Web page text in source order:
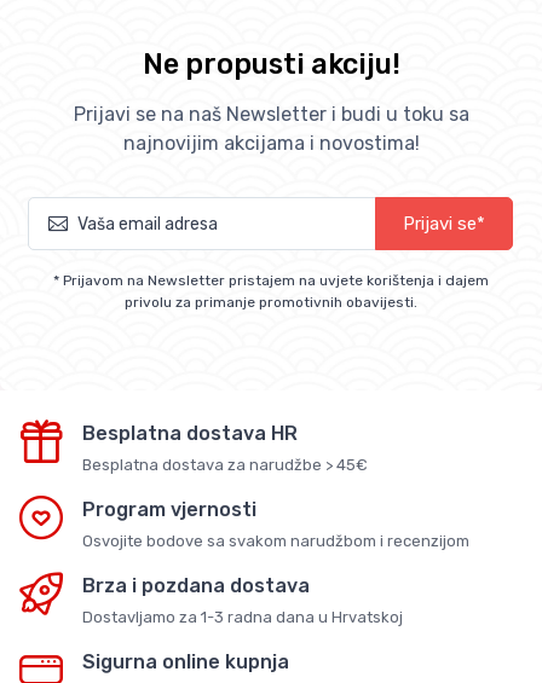
Ne propusti akciju!
Prijavi se na naš Newsletter i budi u toku sa
najnovijim akcijama i novostima!
Prijavi se*
* Prijavom na Newsletter pristajem na uvjete korištenja i dajem
privolu za primanje promotivnih obavijesti.
Besplatna dostava HR
Besplatna dostava za narudžbe > 45€
Program vjernosti
Osvojite bodove sa svakom narudžbom i recenzijom
Brza i pozdana dostava
Dostavljamo za 1-3 radna dana u Hrvatskoj
Sigurna online kupnja